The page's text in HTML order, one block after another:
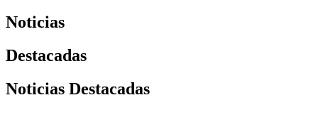
Noticias
Destacadas
Noticias Destacadas